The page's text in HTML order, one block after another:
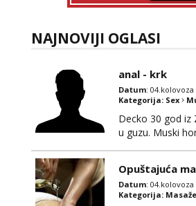
NAJNOVIJI OGLASI
anal - krk
Datum: 04.kolovoza
Kategorija: Sex
Decko 30 god iz
u guzu. Muski
Opuštajuća
Datum: 04.kolovoza
Kategorija: